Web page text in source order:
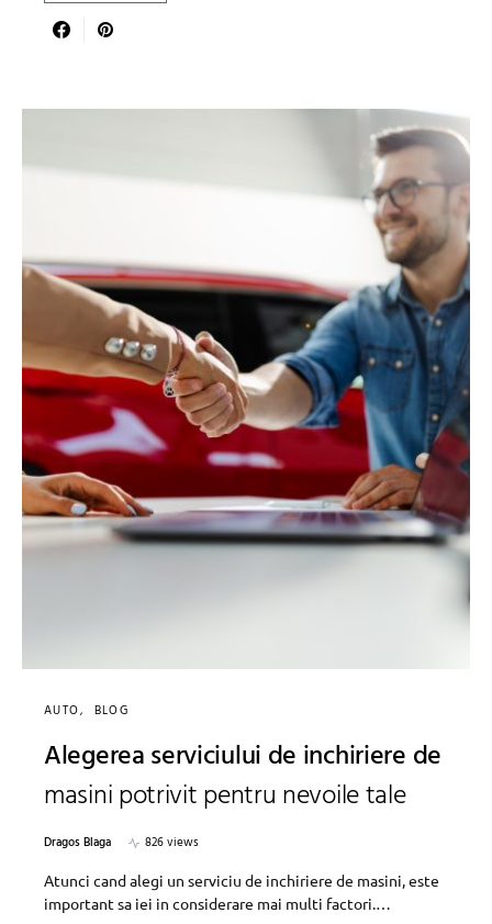
AUTO BLOG
Alegerea serviciului de inchiriere de
masini potrivit pentru nevoile tale
Dragos Blaga
826 views
Atunci cand alegi un serviciu de inchiriere de masini, este
important sa iei in considerare mai multi factori.…